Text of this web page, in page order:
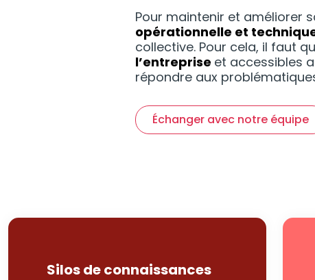
Pour maintenir et améliorer
opérationnelle et
collective. Pour cela, il faut
l’entreprise et accessibles
répondre aux
Échanger avec notre équipe
Silos de connaissances